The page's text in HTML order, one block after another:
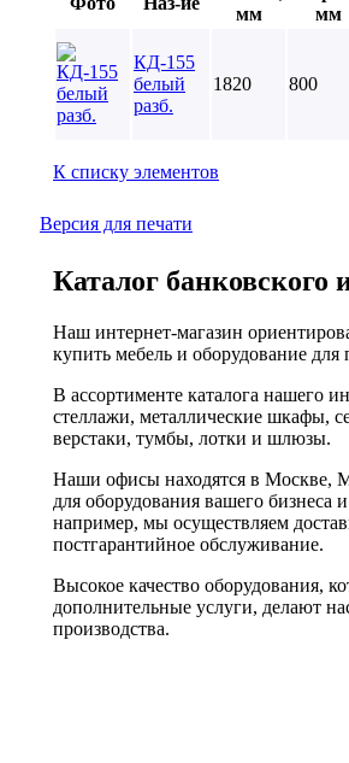
мм
мм
КД-155
белый
разб.
1820 800
К списку элементов
Версия для печати
Каталог банковского
Наш интернет-магазин
купить мебель и оборудование
В ассортименте каталога нашего
стеллажи, металлические шкафы,
верстаки, тумбы, лотки и шлюзы.
Наши офисы находятся в Москве,
для оборудования вашего бизнеса
например, мы осуществляем
постгарантийное обслуживание.
Высокое качество оборудования,
дополнительные услуги, делают
производства.